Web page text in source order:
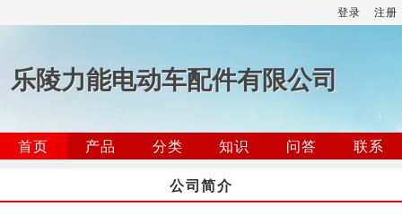
登录 注册
乐陵力能电动车配件有限公司
首页 产品 分类 知识 问答
联系
公司简介